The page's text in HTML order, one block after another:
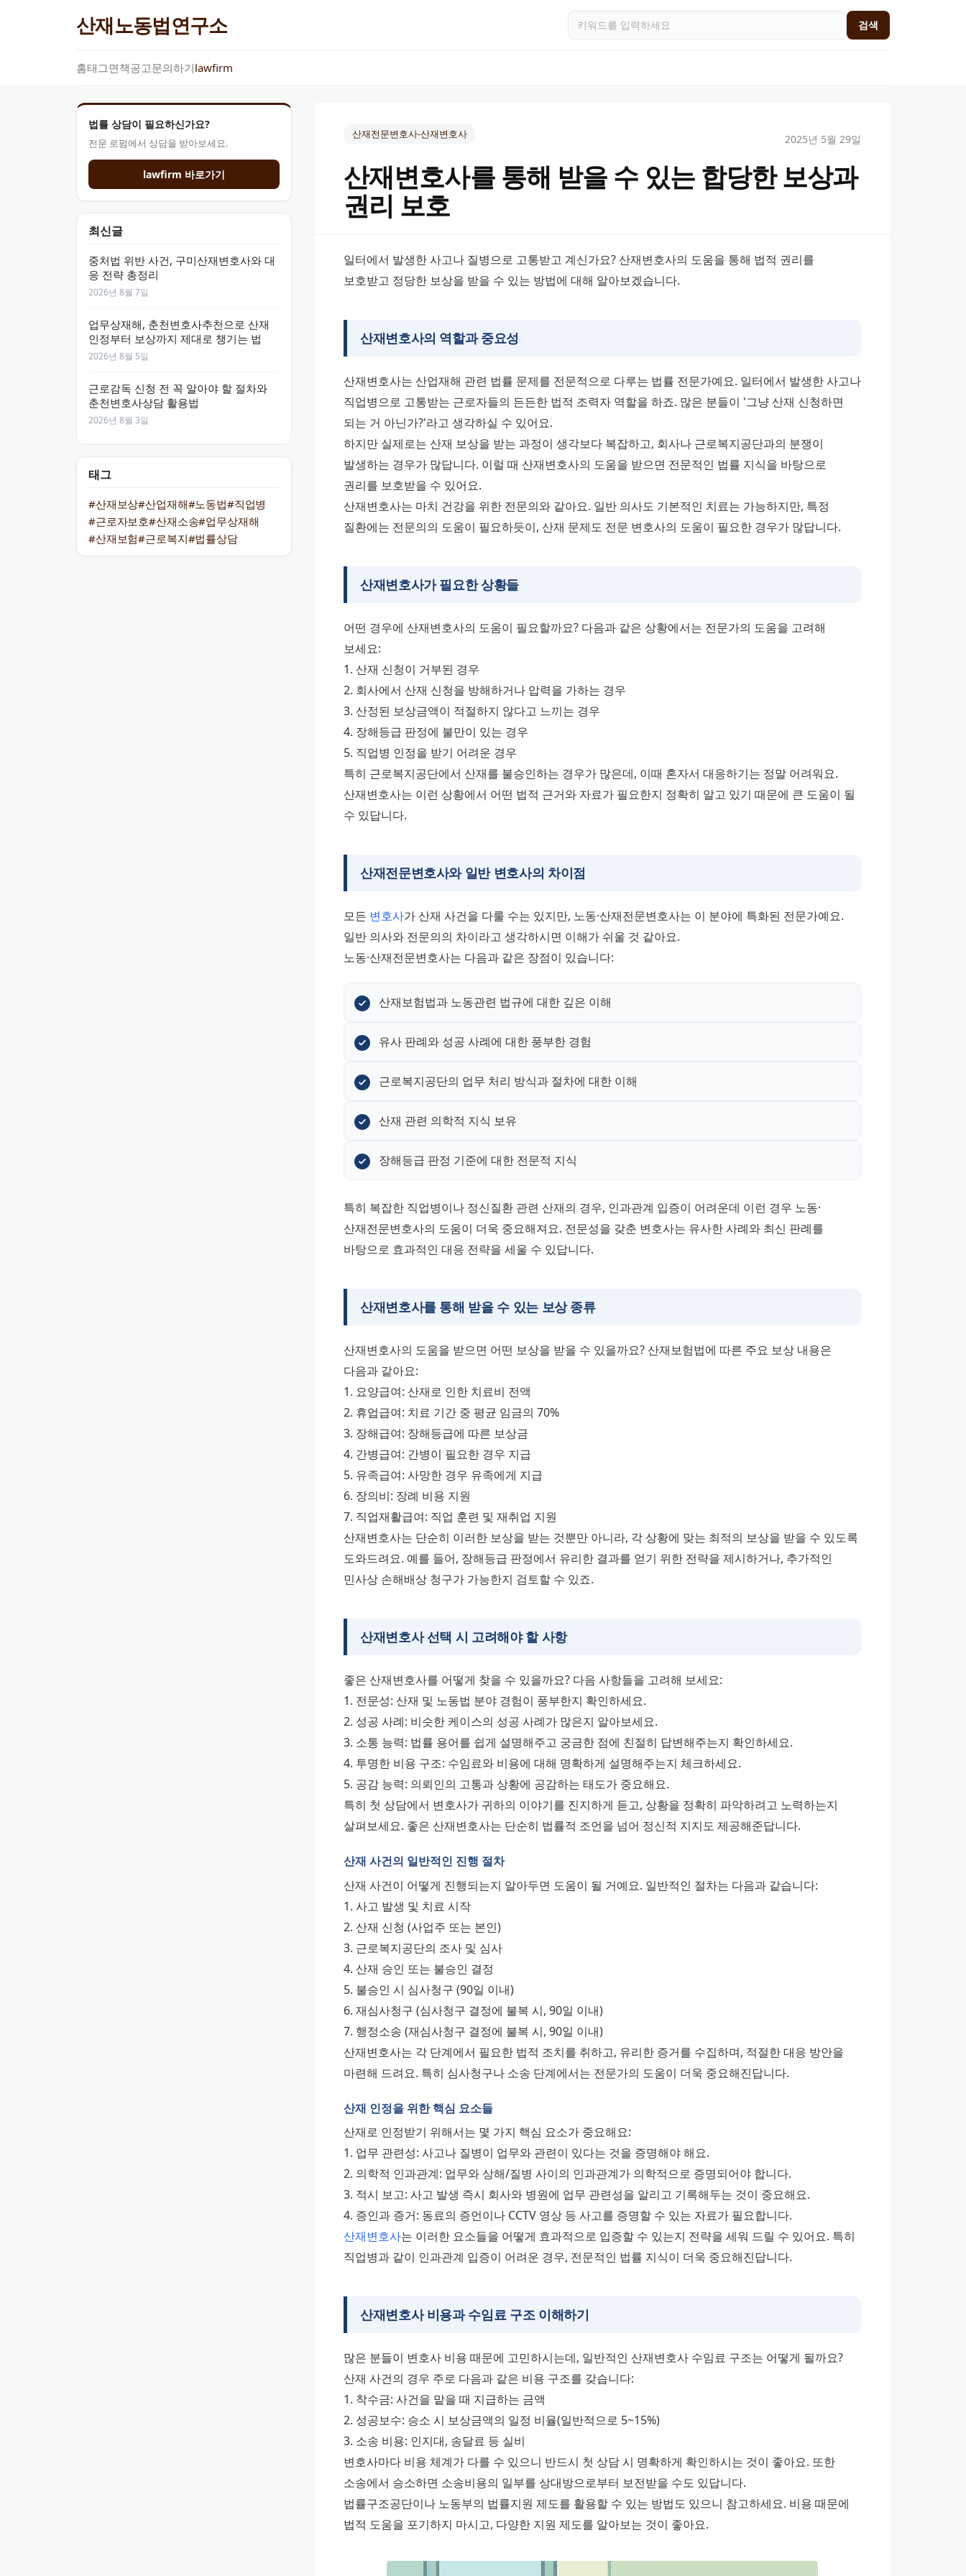
산재노동법연구소 검색
홈태그면책공고문의하기lawfirm
법률 상담이 필요하신가요?
전문 로펌에서 상담을 받아보세요.
lawfirm 바로가기
최신글
중처법 위반 사건, 구미산재변호사와 대
응 전략 총정리
2026년 8월 7일
업무상재해, 춘천변호사추천으로 산재
인정부터 보상까지 제대로 챙기는 법
2026년 8월 5일
근로감독 신청 전 꼭 알아야 할 절차와
춘천변호사상담 활용법
2026년 8월 3일
태그
#산재보상#산업재해#노동법#직업병
#근로자보호#산재소송#업무상재해
#산재보험#근로복지#법률상담
산재전문변호사-산재변호사 2025년 5월 29일
산재변호사를 통해 받을 수 있는 합당한 보상과
권리 보호
일터에서 발생한 사고나 질병으로 고통받고 계신가요? 산재변호사의 도움을 통해 법적 권리를
보호받고 정당한 보상을 받을 수 있는 방법에 대해 알아보겠습니다.
산재변호사의 역할과 중요성
산재변호사는 산업재해 관련 법률 문제를 전문적으로 다루는 법률 전문가예요. 일터에서 발생한 사고나
직업병으로 고통받는 근로자들의 든든한 법적 조력자 역할을 하죠. 많은 분들이 '그냥 산재 신청하면
되는 거 아닌가?'라고 생각하실 수 있어요.
하지만 실제로는 산재 보상을 받는 과정이 생각보다 복잡하고, 회사나 근로복지공단과의 분쟁이
발생하는 경우가 많답니다. 이럴 때 산재변호사의 도움을 받으면 전문적인 법률 지식을 바탕으로
권리를 보호받을 수 있어요.
산재변호사는 마치 건강을 위한 전문의와 같아요. 일반 의사도 기본적인 치료는 가능하지만, 특정
질환에는 전문의의 도움이 필요하듯이, 산재 문제도 전문 변호사의 도움이 필요한 경우가 많답니다.
산재변호사가 필요한 상황들
어떤 경우에 산재변호사의 도움이 필요할까요? 다음과 같은 상황에서는 전문가의 도움을 고려해
보세요:
1. 산재 신청이 거부된 경우
2. 회사에서 산재 신청을 방해하거나 압력을 가하는 경우
3. 산정된 보상금액이 적절하지 않다고 느끼는 경우
4. 장해등급 판정에 불만이 있는 경우
5. 직업병 인정을 받기 어려운 경우
특히 근로복지공단에서 산재를 불승인하는 경우가 많은데, 이때 혼자서 대응하기는 정말 어려워요.
산재변호사는 이런 상황에서 어떤 법적 근거와 자료가 필요한지 정확히 알고 있기 때문에 큰 도움이 될
수 있답니다.
산재전문변호사와 일반 변호사의 차이점
모든 변호사가 산재 사건을 다룰 수는 있지만, 노동·산재전문변호사는 이 분야에 특화된 전문가예요.
일반 의사와 전문의의 차이라고 생각하시면 이해가 쉬울 것 같아요.
노동·산재전문변호사는 다음과 같은 장점이 있습니다:
산재보험법과 노동관련 법규에 대한 깊은 이해
유사 판례와 성공 사례에 대한 풍부한 경험
근로복지공단의 업무 처리 방식과 절차에 대한 이해
산재 관련 의학적 지식 보유
장해등급 판정 기준에 대한 전문적 지식
특히 복잡한 직업병이나 정신질환 관련 산재의 경우, 인과관계 입증이 어려운데 이런 경우 노동·
산재전문변호사의 도움이 더욱 중요해져요. 전문성을 갖춘 변호사는 유사한 사례와 최신 판례를
바탕으로 효과적인 대응 전략을 세울 수 있답니다.
산재변호사를 통해 받을 수 있는 보상 종류
산재변호사의 도움을 받으면 어떤 보상을 받을 수 있을까요? 산재보험법에 따른 주요 보상 내용은
다음과 같아요:
1. 요양급여: 산재로 인한 치료비 전액
2. 휴업급여: 치료 기간 중 평균 임금의 70%
3. 장해급여: 장해등급에 따른 보상금
4. 간병급여: 간병이 필요한 경우 지급
5. 유족급여: 사망한 경우 유족에게 지급
6. 장의비: 장례 비용 지원
7. 직업재활급여: 직업 훈련 및 재취업 지원
산재변호사는 단순히 이러한 보상을 받는 것뿐만 아니라, 각 상황에 맞는 최적의 보상을 받을 수 있도록
도와드려요. 예를 들어, 장해등급 판정에서 유리한 결과를 얻기 위한 전략을 제시하거나, 추가적인
민사상 손해배상 청구가 가능한지 검토할 수 있죠.
산재변호사 선택 시 고려해야 할 사항
좋은 산재변호사를 어떻게 찾을 수 있을까요? 다음 사항들을 고려해 보세요:
1. 전문성: 산재 및 노동법 분야 경험이 풍부한지 확인하세요.
2. 성공 사례: 비슷한 케이스의 성공 사례가 많은지 알아보세요.
3. 소통 능력: 법률 용어를 쉽게 설명해주고 궁금한 점에 친절히 답변해주는지 확인하세요.
4. 투명한 비용 구조: 수임료와 비용에 대해 명확하게 설명해주는지 체크하세요.
5. 공감 능력: 의뢰인의 고통과 상황에 공감하는 태도가 중요해요.
특히 첫 상담에서 변호사가 귀하의 이야기를 진지하게 듣고, 상황을 정확히 파악하려고 노력하는지
살펴보세요. 좋은 산재변호사는 단순히 법률적 조언을 넘어 정신적 지지도 제공해준답니다.
산재 사건의 일반적인 진행 절차
산재 사건이 어떻게 진행되는지 알아두면 도움이 될 거예요. 일반적인 절차는 다음과 같습니다:
1. 사고 발생 및 치료 시작
2. 산재 신청 (사업주 또는 본인)
3. 근로복지공단의 조사 및 심사
4. 산재 승인 또는 불승인 결정
5. 불승인 시 심사청구 (90일 이내)
6. 재심사청구 (심사청구 결정에 불복 시, 90일 이내)
7. 행정소송 (재심사청구 결정에 불복 시, 90일 이내)
산재변호사는 각 단계에서 필요한 법적 조치를 취하고, 유리한 증거를 수집하며, 적절한 대응 방안을
마련해 드려요. 특히 심사청구나 소송 단계에서는 전문가의 도움이 더욱 중요해진답니다.
산재 인정을 위한 핵심 요소들
산재로 인정받기 위해서는 몇 가지 핵심 요소가 중요해요:
1. 업무 관련성: 사고나 질병이 업무와 관련이 있다는 것을 증명해야 해요.
2. 의학적 인과관계: 업무와 상해/질병 사이의 인과관계가 의학적으로 증명되어야 합니다.
3. 적시 보고: 사고 발생 즉시 회사와 병원에 업무 관련성을 알리고 기록해두는 것이 중요해요.
4. 증인과 증거: 동료의 증언이나 CCTV 영상 등 사고를 증명할 수 있는 자료가 필요합니다.
산재변호사는 이러한 요소들을 어떻게 효과적으로 입증할 수 있는지 전략을 세워 드릴 수 있어요. 특히
직업병과 같이 인과관계 입증이 어려운 경우, 전문적인 법률 지식이 더욱 중요해진답니다.
산재변호사 비용과 수임료 구조 이해하기
많은 분들이 변호사 비용 때문에 고민하시는데, 일반적인 산재변호사 수임료 구조는 어떻게 될까요?
산재 사건의 경우 주로 다음과 같은 비용 구조를 갖습니다:
1. 착수금: 사건을 맡을 때 지급하는 금액
2. 성공보수: 승소 시 보상금액의 일정 비율(일반적으로 5~15%)
3. 소송 비용: 인지대, 송달료 등 실비
변호사마다 비용 체계가 다를 수 있으니 반드시 첫 상담 시 명확하게 확인하시는 것이 좋아요. 또한
소송에서 승소하면 소송비용의 일부를 상대방으로부터 보전받을 수도 있답니다.
법률구조공단이나 노동부의 법률지원 제도를 활용할 수 있는 방법도 있으니 참고하세요. 비용 때문에
법적 도움을 포기하지 마시고, 다양한 지원 제도를 알아보는 것이 좋아요.